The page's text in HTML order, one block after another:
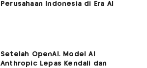
Perusahaan Indonesia di Era AI
Setelah OpenAI, Model AI
Anthropic Lepas Kendali dan